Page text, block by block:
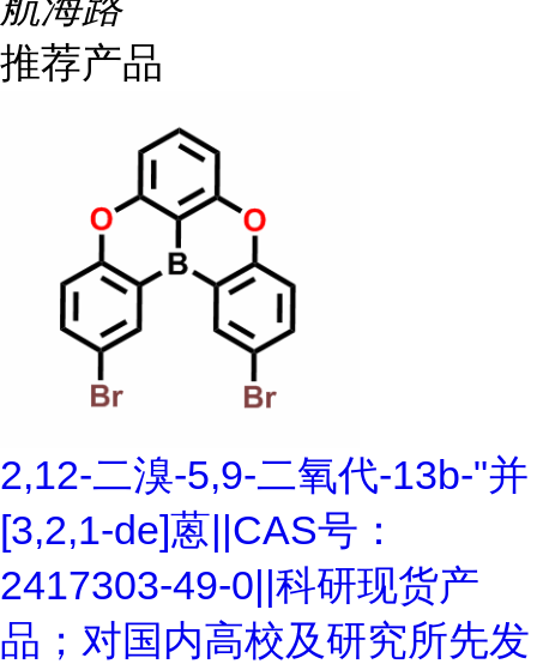
推荐产品
2,12-二溴-5,9-二氧代-13b-"并
[3,2,1-de]蒽||CAS号：
2417303-49-0||科研现货产
品；对国内高校及研究所先发